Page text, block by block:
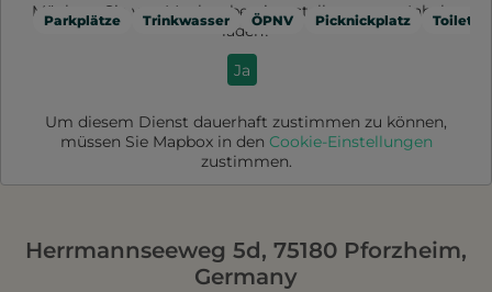
Parkplätze Trinkwasser ÖPNV Picknickplatz
Möchten Sie von Mapbox
bereitgestellte externe Inhalte
laden?
Ja
Um diesem Dienst dauerhaft zustimmen zu können,
müssen Sie Mapboxin den Cookie-Einstellungen
zustimmen.
Herrmannseeweg 5d, 75180 Pforzheim,
Germany